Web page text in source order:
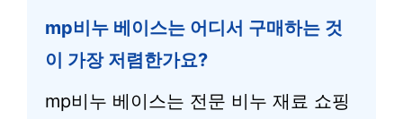
mp비누 베이스는 어디서 구매하는 것
이 가장 저렴한가요?
mp비누 베이스는 전문 비누 재료 쇼핑